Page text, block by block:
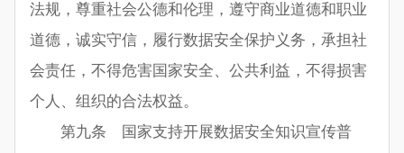
法规，尊重社会公德和伦理，遵守商业道德和职业
道德，诚实守信，履行数据安全保护义务，承担社
会责任，不得危害国家安全、公共利益，不得损害
个人、组织的合法权益。
第九条 国家支持开展数据安全知识宣传普